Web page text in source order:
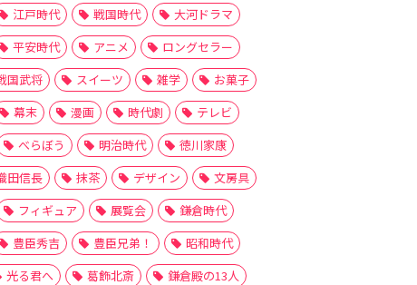
江戸時代 戦国時代
大河ドラマ
平安時代
アニメ
ロングセラー
国武将
スイーツ 雑学
お菓子
幕末
漫画 時代劇
テレビ
べらぼう
明治時代
徳川家康
田信長
抹茶 デザイン
文房具
フィギュア
展覧会
鎌倉時代
豊臣秀吉
豊臣兄弟！
昭和時代
光る君へ
葛飾北斎 鎌倉殿の13人